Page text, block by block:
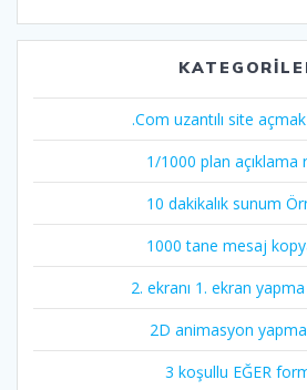
.Com uzantılı site
1/1000 plan açıklama
10 dakikalık sunum
1000 tane mesaj
2. ekranı 1. ekran yapma
2D animasyon
3 koşullu EĞER